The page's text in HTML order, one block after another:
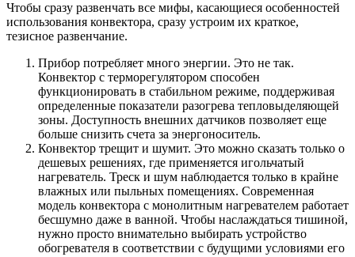
Чтобы сразу развенчать все мифы, касающиеся особенностей
использования конвектора, сразу устроим их краткое,
тезисное развенчание.
Прибор потребляет много энергии. Это не так.
Конвектор с терморегулятором способен
функционировать в стабильном режиме, поддерживая
определенные показатели разогрева тепловыделяющей
зоны. Доступность внешних датчиков позволяет еще
больше снизить счета за энергоноситель.
Конвектор трещит и шумит. Это можно сказать только о
дешевых решениях, где применяется игольчатый
нагреватель. Треск и шум наблюдается только в крайне
влажных или пыльных помещениях. Современная
модель конвектора с монолитным нагревателем работает
бесшумно даже в ванной. Чтобы наслаждаться тишиной,
нужно просто внимательно выбирать устройство
обогревателя в соответствии с будущими условиями его